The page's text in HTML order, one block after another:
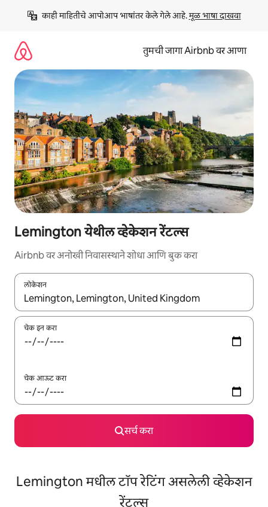
काही माहितीचे आपोआप भाषांतर केले गेले आहे. मूळ भाषा दाखवा
तुमची जागा Airbnb वर आणा
Lemington येथील व्हेकेशन रेंटल्स
Airbnb वर अनोखी निवासस्थाने शोधा आणि बुक करा
लोकेशन
जेव्हा परिणाम उपलब्ध असतील, तेव्हा वरच्या आणि खाली बाणांच्या किजसह
चेक इन करा
चेक आऊट करा
सर्च करा
Lemington मधील टॉप रेटिंग असलेली व्हेकेशन
रेंटल्स